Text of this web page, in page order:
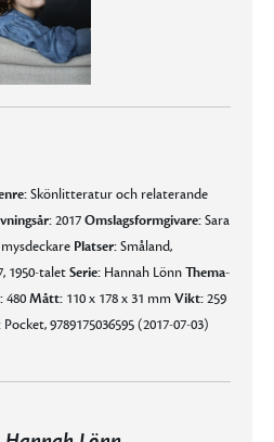
Skönlitteratur och relaterande
2017Omslagsformgivare:Sara
Platser:Småland,
1950-taletSerie: Hannah LönnThema-
480Mått: 110 x 178 x 31 mmVikt:259
Pocket, 9789175036595 (2017-07-03)